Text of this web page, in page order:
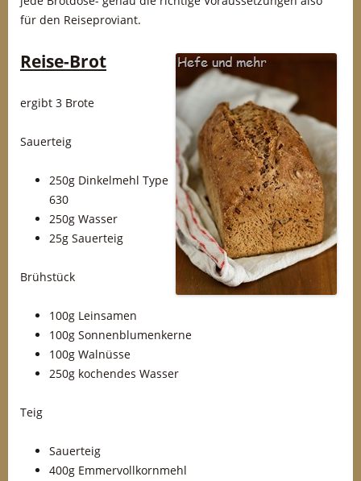
für den Reiseproviant.
Reise-Brot
ergibt 3 Brote
Sauerteig
250g Dinkelmehl Type
630
250g Wasser
25g Sauerteig
Brühstück
100g Leinsamen
100g Sonnenblumenkerne
100g Walnüsse
250g kochendes Wasser
Teig
Sauerteig
400g Emmervollkornmehl